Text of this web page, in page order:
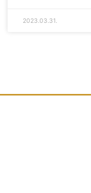
2023.03.31.